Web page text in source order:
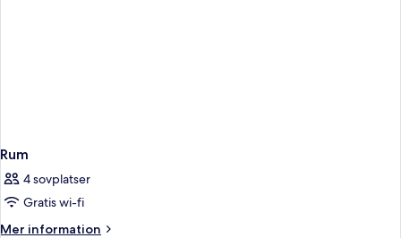
Rum
4 sovplatser
Gratis wi-fi
Mer information
Mer